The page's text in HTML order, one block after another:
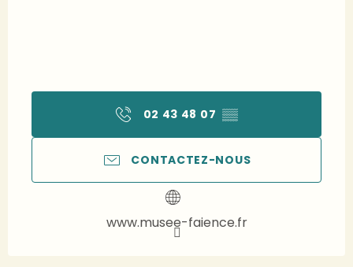
02 43 48 07 ▒▒
CONTACTEZ-NOUS
www.musee-faience.fr